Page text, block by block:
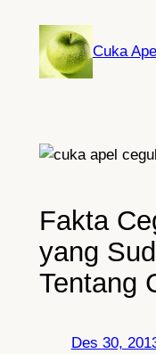
konten
Cuka
Fakta
yang
Tentang
Des 30,